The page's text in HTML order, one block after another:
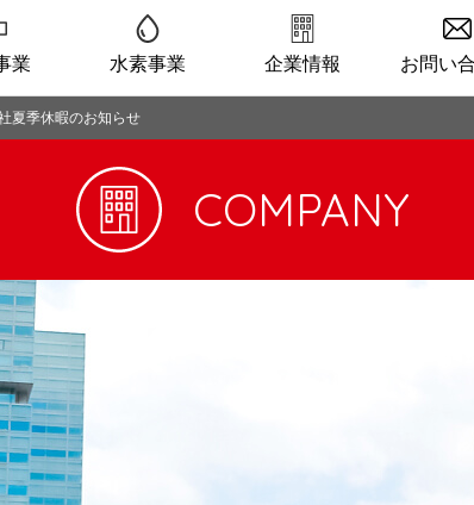
業 水素事業 企業情報 お問い
夏季休暇のお知らせ
COMPANY